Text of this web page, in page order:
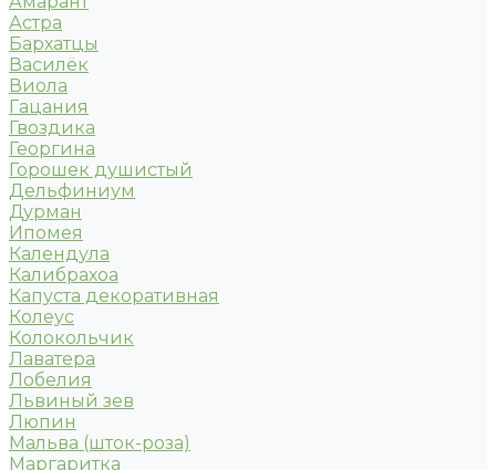
Астра
Бархатцы
Василёк
Виола
Гацания
Гвоздика
Георгина
Горошек душистый
Дельфиниум
Дурман
Ипомея
Календула
Калибрахоа
Капуста декоративная
Колеус
Колокольчик
Лаватера
Лобелия
Львиный зев
Люпин
Мальва (шток-роза)
Маргаритка